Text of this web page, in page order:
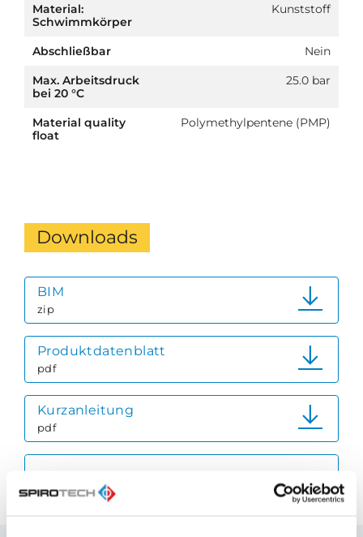
Material:
Schwimmkörper
Kunststoff
Abschließbar
Nein
Max. Arbeitsdruck
bei 20 °C
25.0 bar
Material quality
float
Polymethylpentene (PMP)
Downloads
BIM
zip
Produktdatenblatt
pdf
Kurzanleitung
pdf